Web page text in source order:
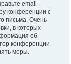
email-
конференции с
письма. Очень
в которых
об
конференции
меры.